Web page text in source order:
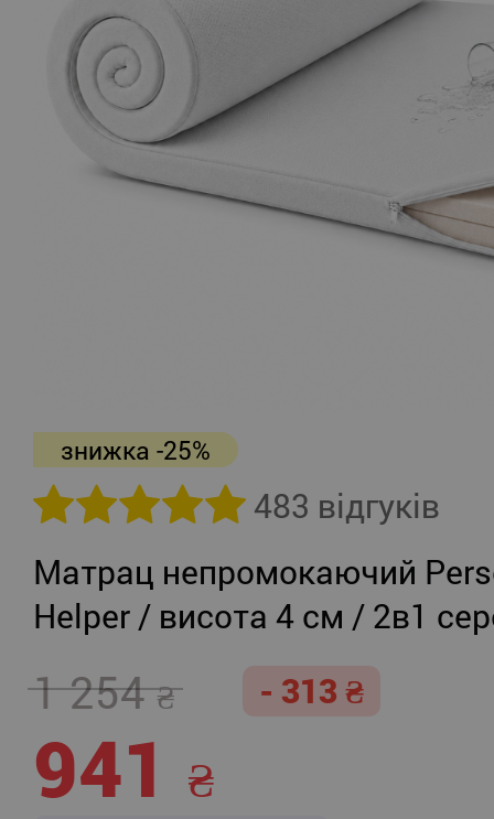
знижка -25%
483 відгуків
Матрац непромокаючий
Helper / висота 4 см / 2в1
1 254 - 313
941